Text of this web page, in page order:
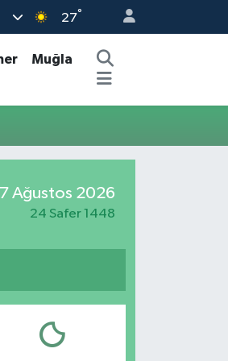
27°
Muğla
7 Ağustos 2026
24 Safer 1448